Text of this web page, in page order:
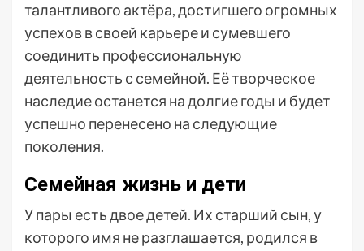
талантливого актёра, достигшего огромных
успехов в своей карьере и сумевшего
соединить профессиональную
деятельность с семейной. Её творческое
наследие останется на долгие годы и будет
успешно перенесено на следующие
поколения.
Семейная жизнь и дети
У пары есть двое детей. Их старший сын, у
которого имя не разглашается, родился в